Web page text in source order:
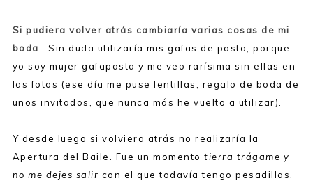
Si pudiera volver atrás cambiaría varias cosas de mi
boda
. Sin duda utilizaría mis gafas de pasta, porque
yo soy mujer gafapasta y me veo rarísima sin ellas en
las fotos (ese día me puse lentillas, regalo de boda de
unos invitados, que nunca más he vuelto a utilizar).
Y desde luego si volviera atrás no realizaría la
Apertura del Baile. Fue un momentotierra trágame y
no me dejes salir con el que todavía tengo pesadillas.